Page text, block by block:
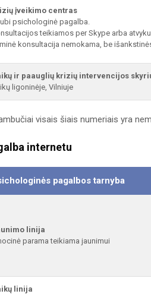
įveikimo centras
psichologinė pagalba.
teikiamos per Skype arba
konsultacija nemokama, be
ir paauglių krizių intervencijos
ligoninėje, Vilniuje
visais šiais numeriais yra
internetu
pagalbos tarnyba
linija
parama teikiama jaunimui
linija